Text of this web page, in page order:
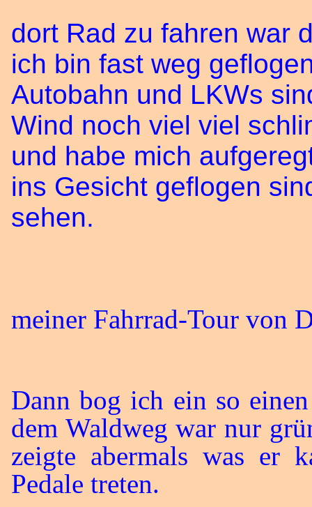
dort Rad zu fahren war
ich bin fast weg
Autobahn und LKWs
Wind noch viel viel
und habe mich
ins Gesicht geflogen
sehen.
meiner Fahrrad-Tour von
Dann bog ich ein so
dem Waldweg war nur
zeigte abermals was er
Pedale treten.